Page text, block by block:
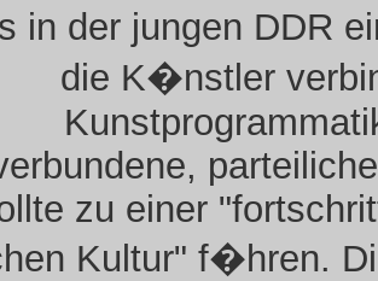
in der jungen DDR
die K�nstler
zu einer
Kultur" f�hren.